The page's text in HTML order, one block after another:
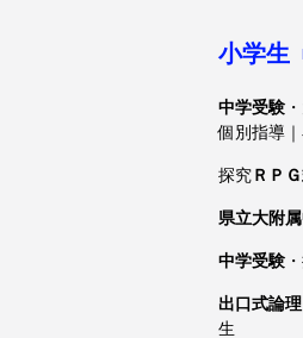
小学生
中学受験
個別指導
探究ＲＰ
県立大附
中学受験
出口式論
生